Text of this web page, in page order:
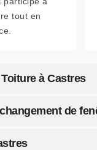
tout en
à Castres
de